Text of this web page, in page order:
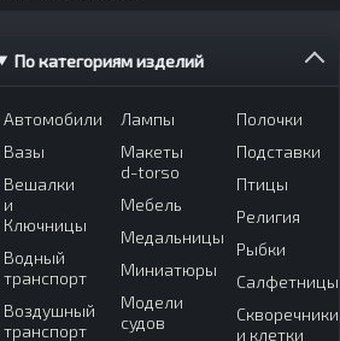
По категориям изделий
Автомобили
Вазы
Вешалки
и
Ключницы
Водный
транспорт
Воздушный
транспорт
Лампы
Макеты
d-torso
Мебель
Медальницы
Миниатюры
Модели
судов
Полочки
Подставки
Птицы
Религия
Рыбки
Салфетницы
Скворечники
и клетки